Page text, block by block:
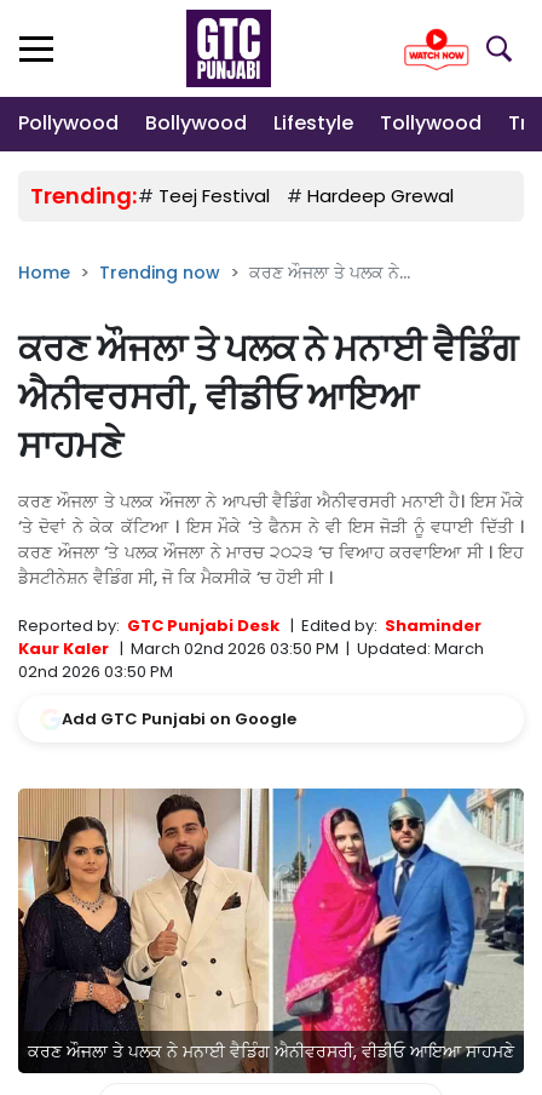
Pollywood Bollywood Lifestyle Tollywood
Trending:# Teej Festival # Hardeep Grewal
Home Trending now ਕਰਣ ਔਜਲਾ ਤੇ ਪਲਕ ਨੇ...
ਕਰਣ ਔਜਲਾ ਤੇ ਪਲਕ ਨੇ ਮਨਾਈ ਵੈਡਿੰਗ
ਐਨੀਵਰਸਰੀ, ਵੀਡੀਓ ਆਇਆ
ਸਾਹਮਣੇ
ਕਰਣ ਔਜਲਾ ਤੇ ਪਲਕ ਔਜਲਾ ਨੇ ਆਪਚੀ ਵੈਡਿੰਗ ਐਨੀਵਰਸਰੀ ਮਨਾਈ ਹੈ। ਇਸ ਮੌਕੇ
‘ਤੇ ਦੋਵਾਂ ਨੇ ਕੇਕ ਕੱਟਿਆ । ਇਸ ਮੌਕੇ ‘ਤੇ ਫੈਨਸ ਨੇ ਵੀ ਇਸ ਜੋੜੀ ਨੂੰ ਵਧਾਈ ਦਿੱਤੀ ।
ਕਰਣ ਔਜਲਾ ‘ਤੇ ਪਲਕ ਔਜਲਾ ਨੇ ਮਾਰਚ ੨੦੨੩ ‘ਚ ਵਿਆਹ ਕਰਵਾਇਆ ਸੀ । ਇਹ
ਡੈਸਟੀਨੇਸ਼ਨ ਵੈਡਿੰਗ ਸੀ, ਜੋ ਕਿ ਮੈਕਸੀਕੋ ‘ਚ ਹੋਈ ਸੀ ।
Reported by: GTC Punjabi Desk | Edited by: Shaminder
Kaur Kaler | March 02nd 2026 03:50 PM | Updated: March
02nd 2026 03:50 PM
Add GTC Punjabi on Google
ਕਰਣ ਔਜਲਾ ਤੇ ਪਲਕ ਨੇ ਮਨਾਈ ਵੈਡਿੰਗ ਐਨੀਵਰਸਰੀ, ਵੀਡੀਓ ਆਇਆ ਸਾਹਮਣੇ